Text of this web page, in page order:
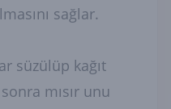
sağlar.
süzülüp kağıt
mısır unu